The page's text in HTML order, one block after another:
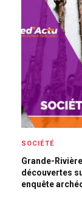
SOCIÉTÉ
Grande-
découvertes
enquête